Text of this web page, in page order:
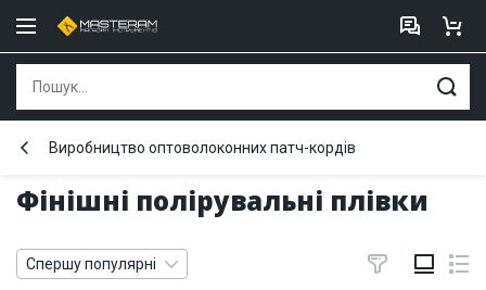
Фінішні полірувальні плівки
Виробництво оптоволоконних патч-кордів
Спершу популярні